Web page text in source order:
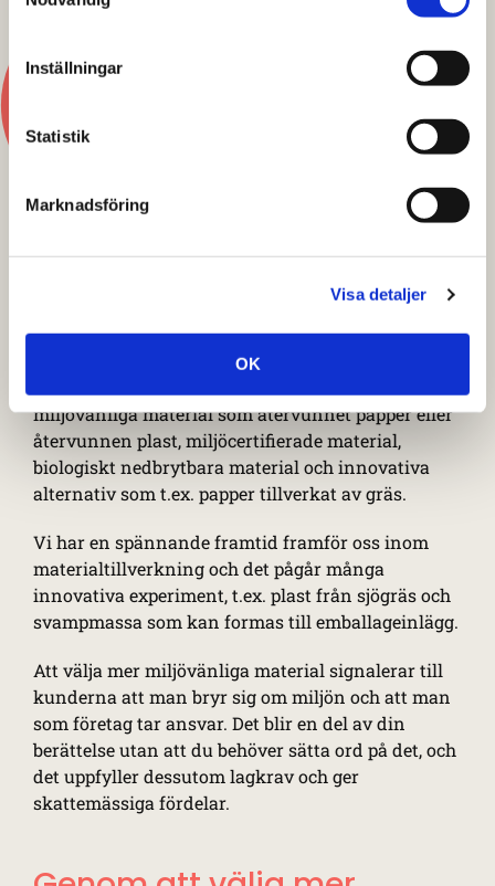
Inställningar
Statistik
Marknadsföring
Visa detaljer
OK
En tydlig trend för 2025 är att konsumenterna
prioriterar klimatvänliga alternativ – även när det
miljövänliga material som återvunnet papper eller
återvunnen plast, miljöcertifierade material,
biologiskt nedbrytbara material och innovativa
alternativ som t.ex. papper tillverkat av gräs.
Vi har en spännande framtid framför oss inom
materialtillverkning och det pågår många
innovativa experiment, t.ex. plast från sjögräs och
svampmassa som kan formas till emballageinlägg.
Att välja mer miljövänliga material signalerar till
kunderna att man bryr sig om miljön och att man
som företag tar ansvar. Det blir en del av din
berättelse utan att du behöver sätta ord på det, och
det uppfyller dessutom lagkrav och ger
skattemässiga fördelar.